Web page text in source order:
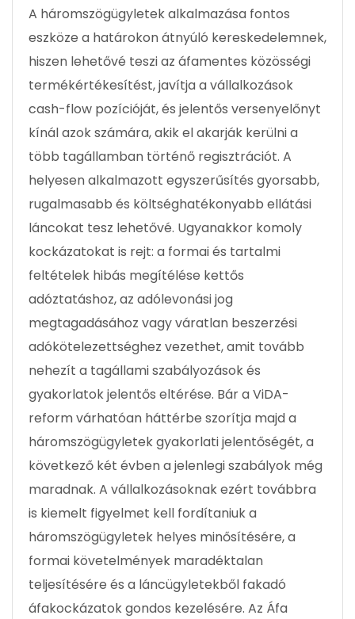
A háromszögügyletek alkalmazása fontos
eszköze a határokon átnyúló kereskedelemnek,
hiszen lehetővé teszi az áfamentes közösségi
termékértékesítést, javítja a vállalkozások
cash-flow pozícióját, és jelentős versenyelőnyt
kínál azok számára, akik el akarják kerülni a
több tagállamban történő regisztrációt. A
helyesen alkalmazott egyszerűsítés gyorsabb,
rugalmasabb és költséghatékonyabb ellátási
láncokat tesz lehetővé. Ugyanakkor komoly
kockázatokat is rejt: a formai és tartalmi
feltételek hibás megítélése kettős
adóztatáshoz, az adólevonási jog
megtagadásához vagy váratlan beszerzési
adókötelezettséghez vezethet, amit tovább
nehezít a tagállami szabályozások és
gyakorlatok jelentős eltérése. Bár a ViDA-
reform várhatóan háttérbe szorítja majd a
háromszögügyletek gyakorlati jelentőségét, a
következő két évben a jelenlegi szabályok még
maradnak. A vállalkozásoknak ezért továbbra
is kiemelt figyelmet kell fordítaniuk a
háromszögügyletek helyes minősítésére, a
formai követelmények maradéktalan
teljesítésére és a láncügyletekből fakadó
áfakockázatok gondos kezelésére. Az Áfa